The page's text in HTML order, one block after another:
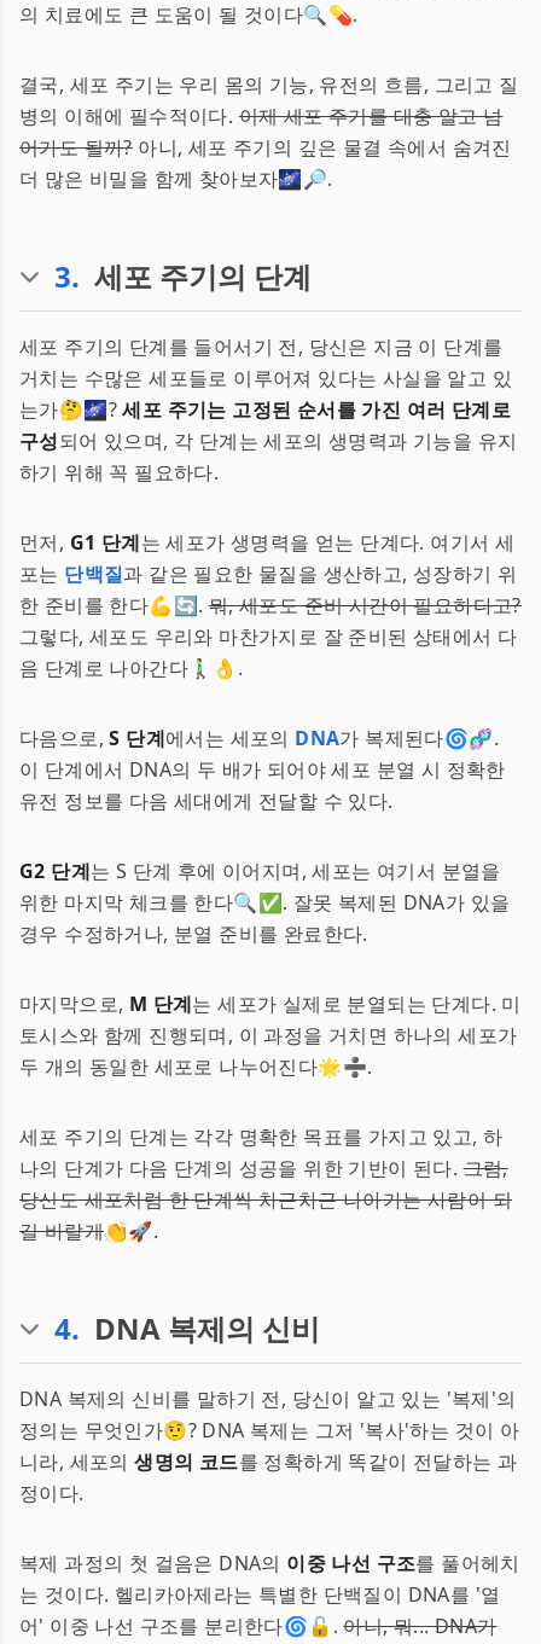
의 치료에도 큰 도움이 될 것이다🔍💊.
결국, 세포 주기는 우리 몸의 기능, 유전의 흐름, 그리고 질
병의 이해에 필수적이다.이제 세포 주기를 대충 알고 넘
어가도 될까?아니, 세포 주기의 깊은 물결 속에서 숨겨진
더 많은 비밀을 함께 찾아보자🌌🔎.
3. 세포 주기의 단계
세포 주기의 단계를 들어서기 전, 당신은 지금 이 단계를
거치는 수많은 세포들로 이루어져 있다는 사실을 알고 있
는가🤔🌌?세포 주기는 고정된 순서를 가진 여러 단계로
구성되어 있으며, 각 단계는 세포의 생명력과 기능을 유지
하기 위해 꼭 필요하다.
먼저, G1 단계는 세포가 생명력을 얻는 단계다. 여기서 세
포는 단백질과 같은 필요한 물질을 생산하고, 성장하기 위
한 준비를 한다💪🔄.뭐, 세포도 준비 시간이 필요하다고?
그렇다, 세포도 우리와 마찬가지로 잘 준비된 상태에서 다
음 단계로 나아간다🚶‍♂️👌.
다음으로,S 단계에서는 세포의 DNA가 복제된다🌀🧬.
이 단계에서 DNA의 두 배가 되어야 세포 분열 시 정확한
유전 정보를 다음 세대에게 전달할 수 있다.
G2 단계는 S 단계 후에 이어지며, 세포는 여기서 분열을
위한 마지막 체크를 한다🔍✅. 잘못 복제된 DNA가 있을
경우 수정하거나, 분열 준비를 완료한다.
마지막으로, M 단계는 세포가 실제로 분열되는 단계다. 미
토시스와 함께 진행되며, 이 과정을 거치면 하나의 세포가
두 개의 동일한 세포로 나누어진다🌟➗.
세포 주기의 단계는 각각 명확한 목표를 가지고 있고, 하
나의 단계가 다음 단계의 성공을 위한 기반이 된다.그럼,
당신도 세포처럼 한 단계씩 차근차근 나아가는 사람이 되
길 바랄게👏🚀.
4. DNA 복제의 신비
DNA 복제의 신비를 말하기 전, 당신이 알고 있는 '복제'의
정의는 무엇인가🤨? DNA 복제는 그저 '복사'하는 것이 아
니라, 세포의생명의 코드를 정확하게 똑같이 전달하는 과
정이다.
복제 과정의 첫 걸음은 DNA의 이중 나선 구조를 풀어헤치
는 것이다. 헬리카아제라는 특별한 단백질이 DNA를 '열
어' 이중 나선 구조를 분리한다🌀🔓.아니, 뭐... DNA가